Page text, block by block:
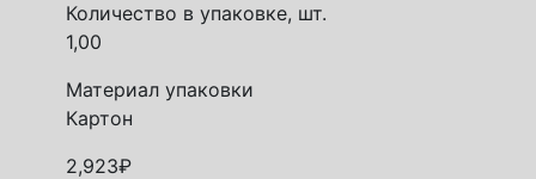
Количество в упаковке, шт.
1,00
Материал упаковки
Картон
2,923₽